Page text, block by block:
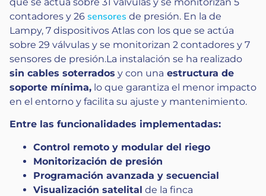
contadores y 26 sensores de presión. En la de
Lampy, 7 dispositivos Atlas con los que se actúa
sobre 29 válvulas y se monitorizan 2 contadores y 7
sensores de presión.La instalación se ha realizado
sin cables soterrados y con una estructura de
soporte mínima, lo que garantiza el menor impacto
en el entorno y facilita su ajuste y mantenimiento.
Entre las funcionalidades implementadas:
Control remoto y modular del riego
Monitorización de presión
Programación avanzada y secuencial
Visualización satelital de la finca